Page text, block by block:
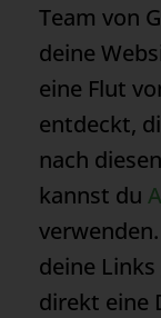
Team von
deine
eine Flut
entdeckt,
nach
kannst du
deine
direkt eine